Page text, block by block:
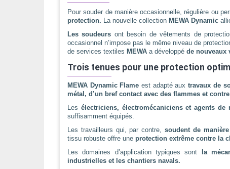
Pour souder de manière occasionnelle, régulière ou
protection. La nouvelle collection MEWA Dynamic
Les soudeurs ont besoin de vêtements de
occasionnel n’impose pas le même niveau de
de services textiles MEWA a développé de nouveaux
Trois tenues pour une protection
MEWA Dynamic Flame est adapté auxtravaux de
métal, d’un bref contact avec des flammes et
Les électriciens, électromécaniciens et agents de
suffisamment équipés.
Les travailleurs qui, par contre,soudent de
tissu robuste offre une protection extrême contre la
Les domaines d’application typiques sont
la
industrielles et les chantiers navals.